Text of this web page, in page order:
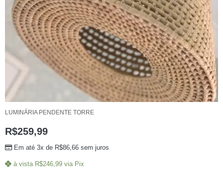
LUMINÁRIA PENDENTE TORRE
R$259,99
Em até 3x de R$86,66 sem juros
à vista R$246,99 via Pix